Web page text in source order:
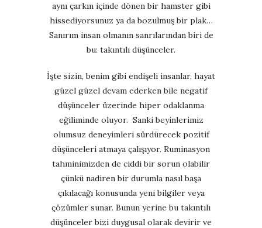
aynı çarkın içinde dönen bir hamster gibi
hissediyorsunuz ya da bozulmuş bir plak…
Sanırım insan olmanın sanrılarından biri de
bu: takıntılı düşünceler.
İşte sizin, benim gibi endişeli insanlar, hayat
güzel güzel devam ederken bile negatif
düşünceler üzerinde hiper odaklanma
eğiliminde oluyor. Sanki beyinlerimiz
olumsuz deneyimleri sürdürecek pozitif
düşünceleri atmaya çalışıyor. Ruminasyon
tahminimizden de ciddi bir sorun olabilir
çünkü nadiren bir durumla nasıl başa
çıkılacağı konusunda yeni bilgiler veya
çözümler sunar. Bunun yerine bu takıntılı
düşünceler bizi duygusal olarak devirir ve